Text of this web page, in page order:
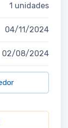
1 unidades
04/11/2024
02/08/2024